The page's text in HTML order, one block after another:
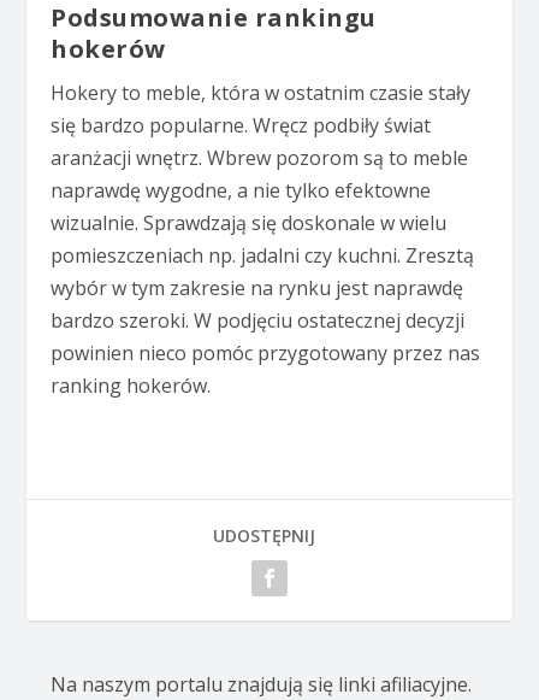
Podsumowanie rankingu
hokerów
Hokery to meble, która w ostatnim czasie stały
się bardzo popularne. Wręcz podbiły świat
aranżacji wnętrz. Wbrew pozorom są to meble
naprawdę wygodne, a nie tylko efektowne
wizualnie. Sprawdzają się doskonale w wielu
pomieszczeniach np. jadalni czy kuchni. Zresztą
wybór w tym zakresie na rynku jest naprawdę
bardzo szeroki. W podjęciu ostatecznej decyzji
powinien nieco pomóc przygotowany przez nas
ranking hokerów.
UDOSTĘPNIJ
Na naszym portalu znajdują się linki afiliacyjne.